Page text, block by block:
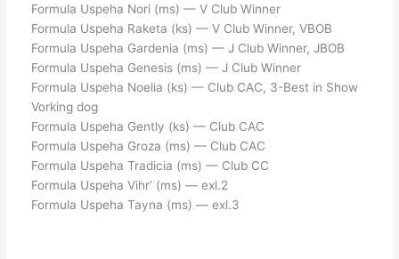
Formula Uspeha Nori (ms) — V Club Winner
Formula Uspeha Raketa (ks) — V Club Winner, VBOB
Formula Uspeha Gardenia (ms) — J Club Winner, JBOB
Formula Uspeha Genesis (ms) — J Club Winner
Formula Uspeha Noelia (ks) — Club CAC, 3-Best in Show
Vorking dog
Formula Uspeha Gently (ks) — Club CAC
Formula Uspeha Groza (ms) — Club CAC
Formula Uspeha Tradicia (ms) — Club CC
Formula Uspeha Vihr’ (ms) — exl.2
Formula Uspeha Tayna (ms) — exl.3